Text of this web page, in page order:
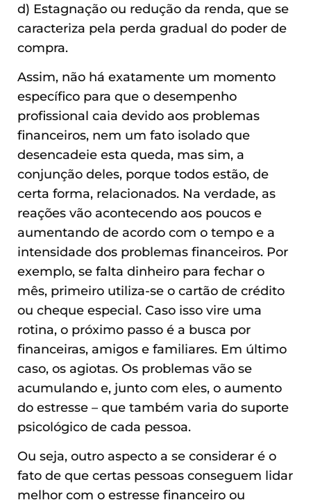
d) Estagnação ou redução da renda, que se
caracteriza pela perda gradual do poder de
compra.
Assim, não há exatamente um momento
específico para que o desempenho
profissional caia devido aos problemas
financeiros, nem um fato isolado que
desencadeie esta queda, mas sim, a
conjunção deles, porque todos estão, de
certa forma, relacionados. Na verdade, as
reações vão acontecendo aos poucos e
aumentando de acordo com o tempo e a
intensidade dos problemas financeiros. Por
exemplo, se falta dinheiro para fechar o
mês, primeiro utiliza-se o cartão de crédito
ou cheque especial. Caso isso vire uma
rotina, o próximo passo é a busca por
financeiras, amigos e familiares. Em último
caso, os agiotas. Os problemas vão se
acumulando e, junto com eles, o aumento
do estresse – que também varia do suporte
psicológico de cada pessoa.
Ou seja, outro aspecto a se considerar é o
fato de que certas pessoas conseguem lidar
melhor com o estresse financeiro ou